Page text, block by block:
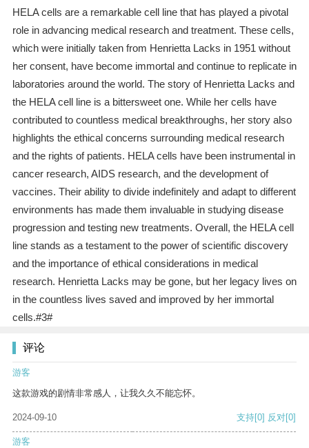
HELA cells are a remarkable cell line that has played a pivotal
role in advancing medical research and treatment. These cells,
which were initially taken from Henrietta Lacks in 1951 without
her consent, have become immortal and continue to replicate in
laboratories around the world. The story of Henrietta Lacks and
the HELA cell line is a bittersweet one. While her cells have
contributed to countless medical breakthroughs, her story also
highlights the ethical concerns surrounding medical research
and the rights of patients. HELA cells have been instrumental in
cancer research, AIDS research, and the development of
vaccines. Their ability to divide indefinitely and adapt to different
environments has made them invaluable in studying disease
progression and testing new treatments. Overall, the HELA cell
line stands as a testament to the power of scientific discovery
and the importance of ethical considerations in medical
research. Henrietta Lacks may be gone, but her legacy lives on
in the countless lives saved and improved by her immortal
cells.#3#
评论
游客
这款游戏的剧情非常感人，让我久久不能忘怀。
2024-09-10 支持[0] 反对[0]
游客